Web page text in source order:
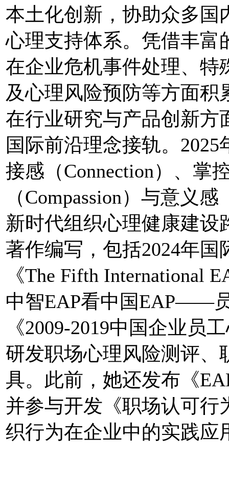
本土化创新，协助众多国
心理支持体系。凭借丰富
在企业危机事件处理、特
及心理风险预防等方面积
在行业研究与产品创新方
国际前沿理念接轨。
接感（Connection）、掌
（Compassion）与意义
新时代组织心理健康建设
著作编写，包括2024年国
《The Fifth International
中智EAP看中国EAP——
《2009-2019中国企业员
研发职场心理风险测评、
具。此前，她还发布《
并参与开发《职场认可行
织行为在企业中的实践应